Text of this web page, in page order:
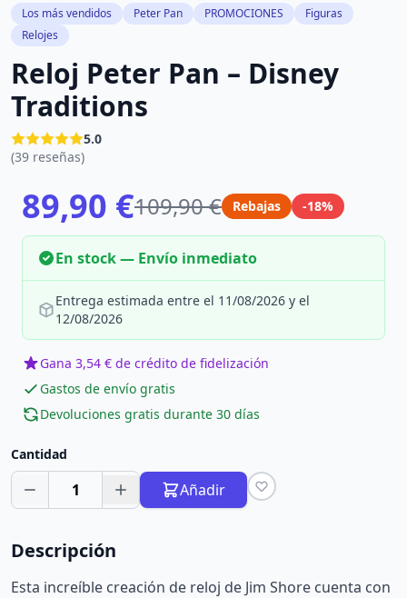
Los más vendidos Peter Pan PROMOCIONES
Figuras
Relojes
Reloj Peter Pan – Disney
Traditions
5.0
(39 reseñas)
89,90 €109,90 € Rebajas -18%
En stock — Envío inmediato
Entrega estimada entre el 11/08/2026 y el
12/08/2026
Gana 3,54 € de crédito de fidelización
Gastos de envío gratis
Devoluciones gratis durante 30 días
Cantidad
1 Añadir
Descripción
Esta increíble creación de reloj de Jim Shore cuenta con